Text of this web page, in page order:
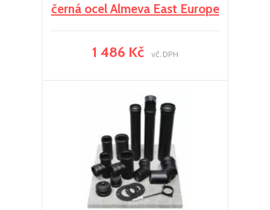
černá ocel Almeva East Europe
1 486 Kč vč. DPH